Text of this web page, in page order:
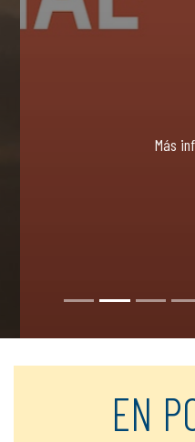
Más información
EN